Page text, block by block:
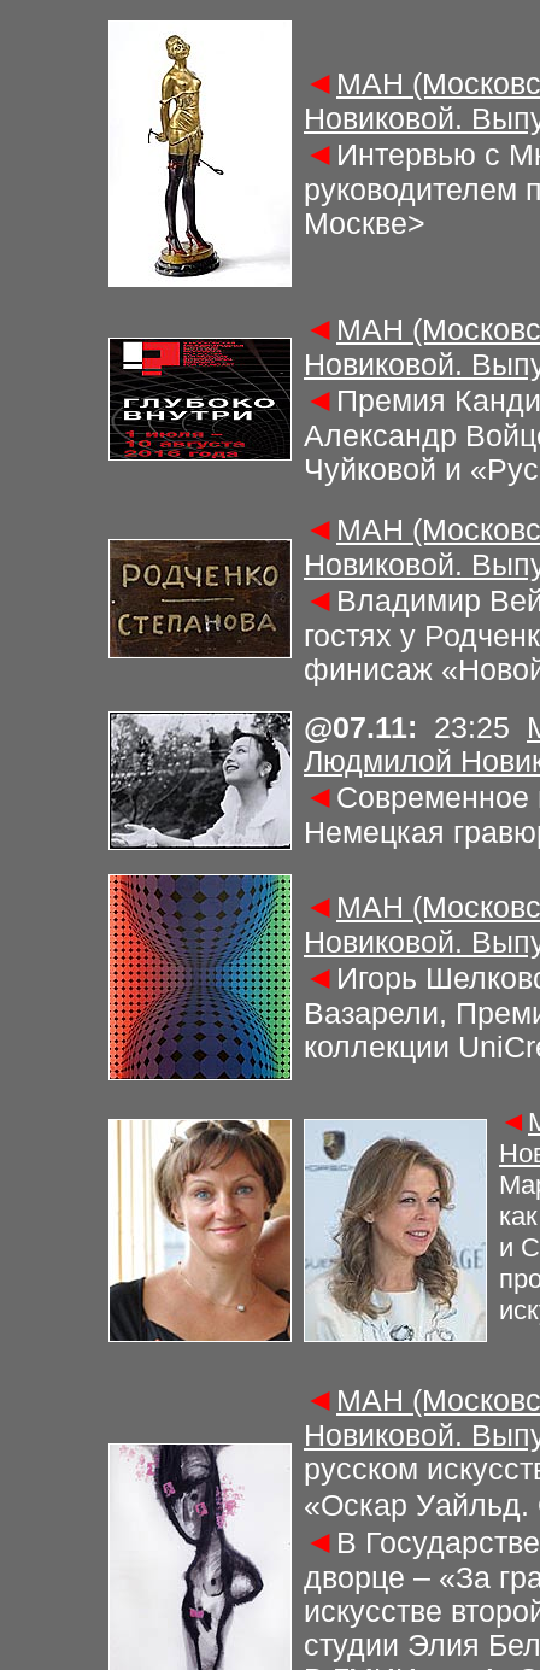
◄ МАН
Новиковой.
◄ Интервью с
руководителем
Москве>
◄ МАН
Новиковой.
◄ Премия
Александр
Чуйковой и
◄ МАН
Новиковой.
◄ Владимир
гостях у
финисаж
@07.11: 23:25
Людмилой
◄ Современное
Немецкая
◄ МАН
Новиковой.
◄ Игорь
Вазарели,
коллекции
◄
и
◄ МАН
Новиковой.
русском
«Оскар Уайльд.
◄ В
дворце – «За
искусстве
студии Элия